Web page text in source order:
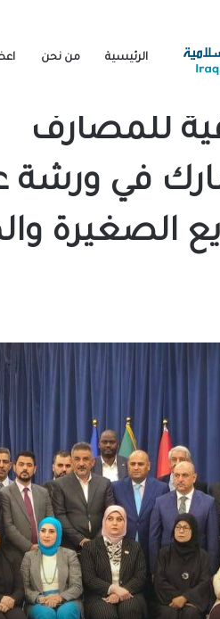
الرئيسية من نحن
للمصارف
في
الصغيرة